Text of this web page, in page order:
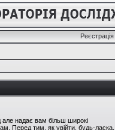
Реєстрація
але надає вам більш широкі
Перед тим, як увійти, будь-ласка,